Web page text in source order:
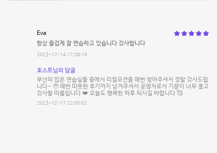
Eva
항상 즐겁게 잘 연습하고 있습니다 감사합니다
2023-12-14 17:28:15
호스트님의 답글
부산의 많은 연습실들 중에서 리얼모션을 매번 찾아주셔서 정말 감사드립
니다~ 🥹 매번 따뜻한 후기까지 남겨주셔서 운영자로서 기분이 너무 좋고
감사할 따름입니다 ❤️ 오늘도 행복한 하루 되시길 바랍니다 🥰
2023-12-17 22:05:02